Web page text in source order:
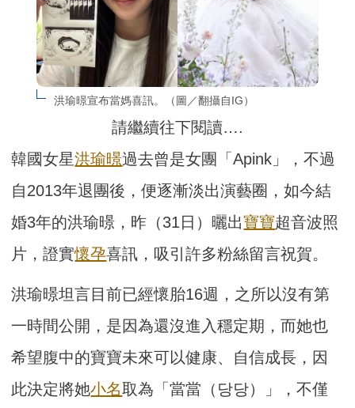
洪瑜暻宣布當媽喜訊。（圖／翻攝自IG）
請繼續往下閱讀….
韓國女星洪瑜暻過去曾是女團「Apink」，不過
自2013年退團後，便逐漸淡出演藝圈，如今結
婚3年的洪瑜暻，昨（31日）曬出寶寶超音波照
片，證實懷孕喜訊，吸引許多粉絲留言祝賀。
洪瑜暻坦言目前已經懷胎16週，之所以沒有第
一時間公開，是因為還沒進入穩定期，而她也
希望腹中的寶寶未來可以健康、自信成長，因
此決定將她小名取為「當當（당당）」，不僅